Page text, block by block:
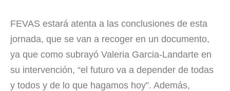
FEVAS estará atenta a las conclusiones de esta
jornada, que se van a recoger en un documento,
ya que como subrayó Valeria Garcia-Landarte en
su intervención, “el futuro va a depender de todas
y todos y de lo que hagamos hoy”. Además,